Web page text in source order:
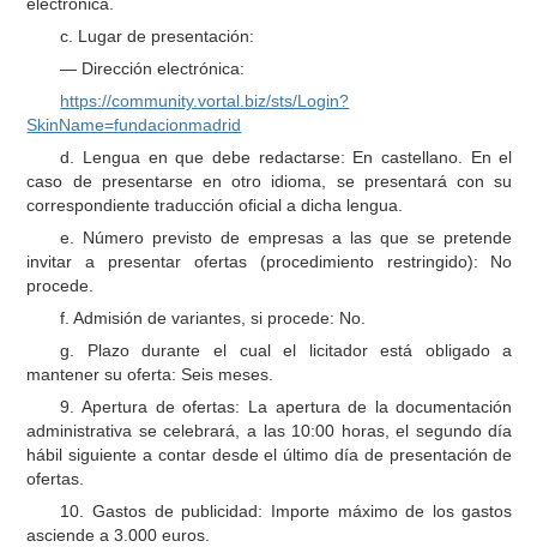
c. Lugar de presentación:
— Dirección electrónica:
https://community.vortal.biz/sts/Login?
SkinName=fundacionmadrid
d. Lengua en que debe redactarse: En castellano. En el
caso de presentarse en otro idioma, se presentará con su
correspondiente traducción oficial a dicha lengua.
e. Número previsto de empresas a las que se pretende
invitar a presentar ofertas (procedimiento restringido): No
procede.
f. Admisión de variantes, si procede: No.
g. Plazo durante el cual el licitador está obligado a
mantener su oferta: Seis meses.
9. Apertura de ofertas: La apertura de la documentación
administrativa se celebrará, a las 10:00 horas, el segundo día
hábil siguiente a contar desde el último día de presentación de
ofertas.
10. Gastos de publicidad: Importe máximo de los gastos
asciende a 3.000 euros.